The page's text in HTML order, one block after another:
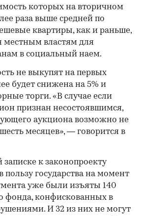
которых на вторичном
раза выше средней по
квартиры, как и раньше,
местным властям для
в социальный наем.
не выкупят на первых
будет снижена на 5% и
торги. «В случае если
признан несостоявшимся,
аукциона возможно не
месяцев», — говорится в
к законопроекту
пользу государства на момент
уже были изъяты 140
фонда, конфискованных в
И 32 из них не могут